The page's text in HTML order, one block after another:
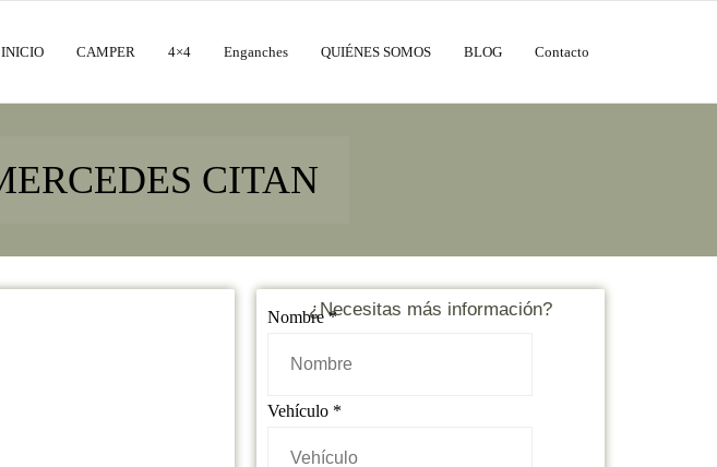
INICIO CAMPER 4×4 Enganches QUIÉNES SOMOS BLOG Contacto
CITAN
¿Necesitas más información?
Nombre*
Vehículo *